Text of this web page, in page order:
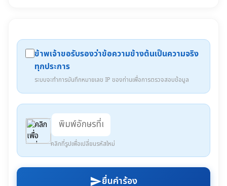
ข้าพเจ้าขอรับรองว่าข้อความข้างต้นเป็นความจริง
ทุกประการ
ระบบจะทำการบันทึกหมายเลข IP ของท่านเพื่อการตรวจสอบข้อมูล
คลิกที่รูปเพื่อเปลี่ยนรหัสใหม่
sendยื่นคำร้อง